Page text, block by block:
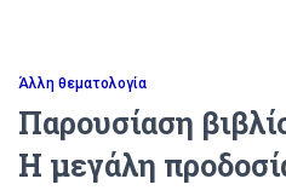
Άλλη θεματολογία
Παρουσίαση
Η μεγάλη